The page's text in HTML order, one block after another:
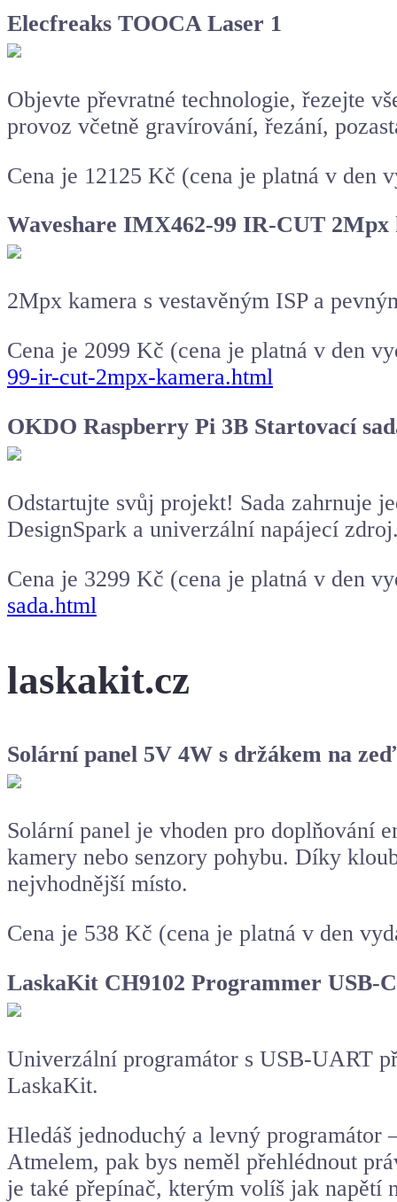
Elecfreaks TOOCA Laser 1
Objevte převratné technologie, řezejte
provoz včetně gravírování, řezání,
Cena je 12125 Kč (cena je platná v den
Waveshare IMX462-99 IR-CUT 2Mpx
2Mpx kamera s vestavěným ISP a
Cena je 2099 Kč (cena je platná v den
99-ir-cut-2mpx-kamera.html
OKDO Raspberry Pi 3B Startovací
Odstartujte svůj projekt! Sada zahrnuje
DesignSpark a univerzální napájecí
Cena je 3299 Kč (cena je platná v den
sada.html
laskakit.cz
Solární panel 5V 4W s držákem na zeď
Solární panel je vhoden pro doplňování
kamery nebo senzory pohybu. Díky
nejvhodnější místo.
Cena je 538 Kč (cena je platná v den
LaskaKit CH9102 Programmer USB-
Univerzální programátor s USB-UART
LaskaKit.
Hledáš jednoduchý a levný programátor
Atmelem, pak bys neměl přehlédnout
je také přepínač, kterým volíš jak napětí